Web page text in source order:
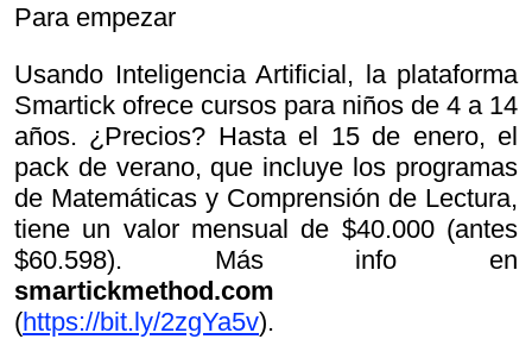
Para empezar
Usando Inteligencia Artificial, la plataforma
Smartick ofrece cursos para niños de 4 a 14
años. ¿Precios? Hasta el 15 de enero, el
pack de verano, que incluye los programas
de Matemáticas y Comprensión de Lectura,
tiene un valor mensual de $40.000 (antes
$60.598). Más info en
smartickmethod.com
(https://bit.ly/2zgYa5v).